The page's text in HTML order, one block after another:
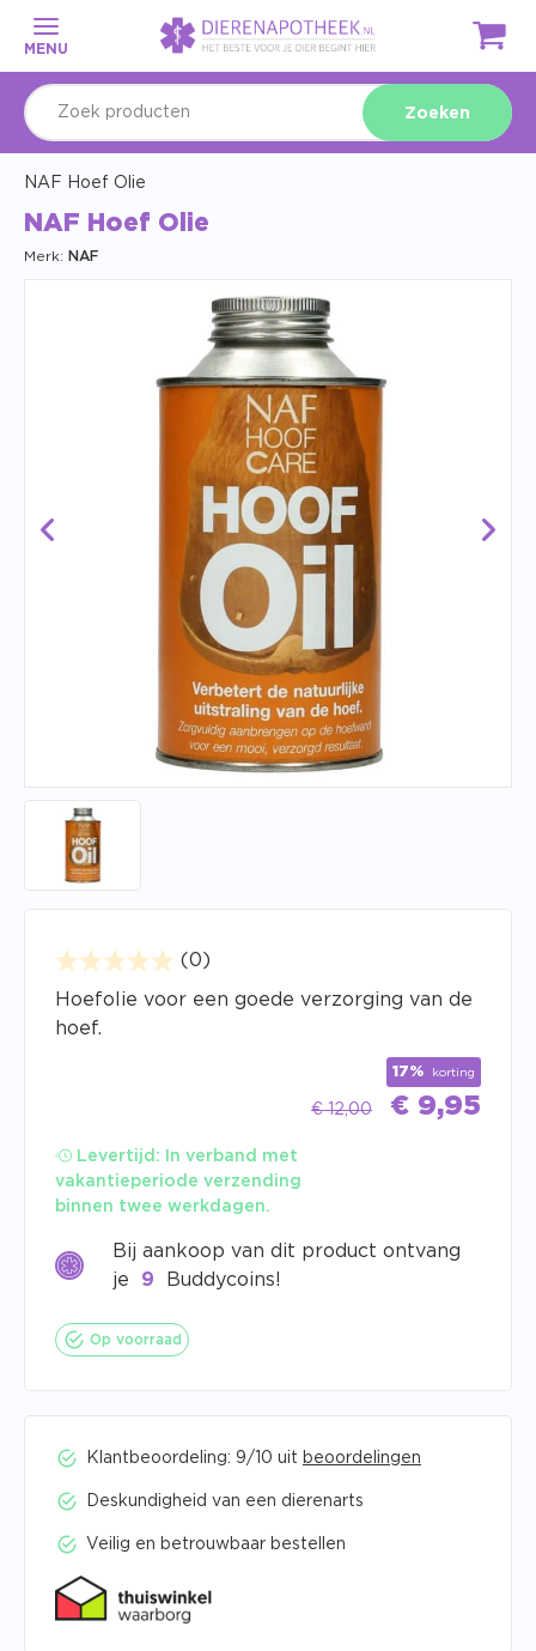
MENU
Zoeken
NAF Hoef Olie
NAF Hoef Olie
Merk: NAF
(0)
Hoefolie voor een goede verzorging van de
hoef.
17% korting
€12,00 € 9,95
Levertijd:
In verband met
vakantieperiode verzending
binnen twee werkdagen.
Bij aankoop van dit product ontvang
je
9 Buddycoins!
Op voorraad
Klantbeoordeling: 9/10 uit beoordelingen
Deskundigheid van een dierenarts
Veilig en betrouwbaar bestellen